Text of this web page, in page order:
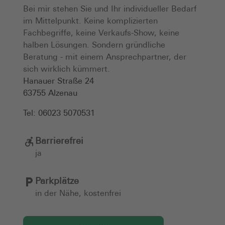
Bei mir stehen Sie und Ihr individueller Bedarf
im Mittelpunkt. Keine komplizierten
Fachbegriffe, keine Verkaufs-Show, keine
halben Lösungen. Sondern gründliche
Beratung - mit einem Ansprechpartner, der
sich wirklich kümmert.
Hanauer Straße 24
63755 Alzenau
Tel: 06023 5070531
Barrierefrei
ja
Parkplätze
in der Nähe, kostenfrei